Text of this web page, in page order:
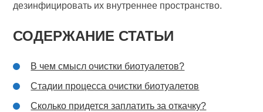
дезинфицировать их внутреннее пространство.
СОДЕРЖАНИЕ СТАТЬИ
В чем смысл очистки биотуалетов?
Стадии процесса очистки биотуалетов
Сколько придется заплатить за откачку?